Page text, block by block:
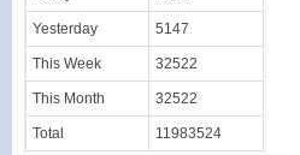
Yesterday 5147
This Week 32522
This Month 32522
Total 11983524